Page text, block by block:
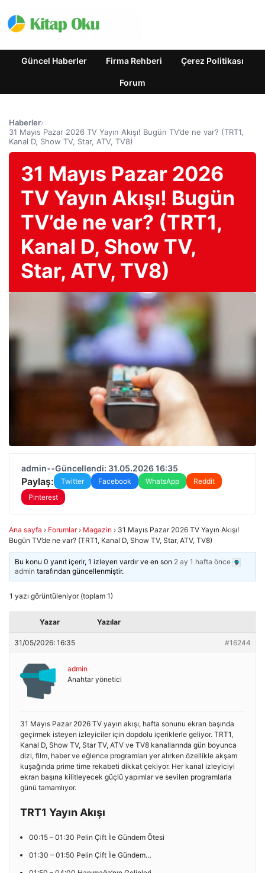
Güncel Haberler Firma Rehberi Çerez Politikası
Forum
Haberler›
31 Mayıs Pazar 2026 TV Yayın Akışı! Bugün TV’de ne var? (TRT1,
Kanal D, Show TV, Star, ATV, TV8)
31 Mayıs Pazar 2026
TV Yayın Akışı! Bugün
TV’de ne var? (TRT1,
Kanal D, Show TV,
Star, ATV, TV8)
admin••Güncellendi: 31.05.2026 16:35
Paylaş: Twitter Facebook WhatsApp
Reddit
Pinterest
Ana sayfa › Forumlar › Magazin › 31 Mayıs Pazar 2026 TV Yayın Akışı!
Bugün TV’de ne var? (TRT1, Kanal D, Show TV, Star, ATV, TV8)
Bu konu 0 yanıt içerir, 1 izleyen vardır ve en son 2 ay 1 hafta önce
admin tarafından güncellenmiştir.
1 yazı görüntüleniyor (toplam 1)
Yazar Yazılar
31/05/2026: 16:35 #16244
admin
Anahtar yönetici
31 Mayıs Pazar 2026 TV yayın akışı, hafta sonunu ekran başında
geçirmek isteyen izleyiciler için dopdolu içeriklerle geliyor. TRT1,
Kanal D, Show TV, Star TV, ATV ve TV8 kanallarında gün boyunca
dizi, film, haber ve eğlence programları yer alırken özellikle akşam
kuşağında prime time rekabeti dikkat çekiyor. Her kanal izleyiciyi
ekran başına kilitleyecek güçlü yapımlar ve sevilen programlarla
günü tamamlıyor.
TRT1 Yayın Akışı
00:15 – 01:30 Pelin Çift İle Gündem Ötesi
01:30 – 01:50 Pelin Çift İle Gündem…